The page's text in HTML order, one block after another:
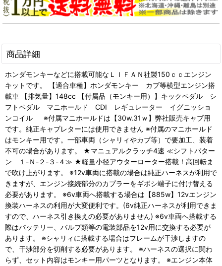
商品詳細
ホンダモンキーなどに搭載可能なＬＩＦＡＮ社製150ｃｃエンジン
キットです。 【適合車種】ホンダモンキー カブ等横型エンジン搭
載車 【排気量】148cc 【付属品（モンキー用）】キックペダル シ
フトペダル マニホールド CDI レギュレーター イグニッショ
ンコイル ※付属マニホールドは【30w.31ｗ】弊社販売キャブ用
です。純正キャブレターには使用できません ※付属のマニホールド
はモンキー用です。一部車両（シャリィやカブ等）で要加工、装着
不可の場合があります。 ★マニュアルクラッチ4速 ≪シフトパター
ン １-Ｎ-２-３-４≫ ★軽量小径アウターローター搭載！高回転ま
で吹け上がります。 ※12v車両に搭載の場合は純正ハーネスが利用で
きますが、エンジン接続部分のカプラーをギボシ端子に付け替える
必要があります。 ※6v車両へ搭載する場合は【885w】12vエンジン
換装ハーネスの利用が大変便利です。(6v純正ハーネスが利用できま
すので、ハーネス引き換えの必要がありません) ※6v車両へ搭載する
際はバッテリー、バルブ類等の電装部品を12v用に交換する必要が
あります。 ※シャリィに搭載する場合はフレームが干渉しますの
で、干渉部分を切削する必要があります。 ※ハーネスの選択に関わ
らず、セット内容はモンキー用パーツとなります。 ※エンジン本体